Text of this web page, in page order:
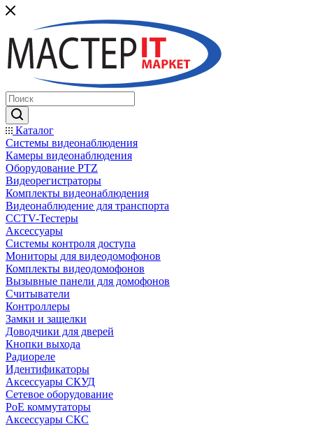
Каталог
Системы видеонаблюдения
Камеры видеонаблюдения
Оборудование PTZ
Видеорегистраторы
Комплекты видеонаблюдения
Видеонаблюдение для транспорта
CCTV-Тестеры
Аксессуары
Системы контроля доступа
Мониторы для видеодомофонов
Комплекты видеодомофонов
Вызывные панели для домофонов
Считыватели
Контроллеры
Замки и защелки
Доводчики для дверей
Кнопки выхода
Радиореле
Идентификаторы
Аксессуары СКУД
Сетевое оборудование
PoE коммутаторы
Аксессуары СКС